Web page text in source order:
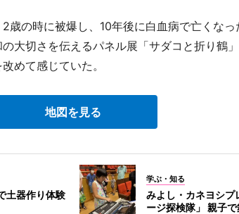
の時に被爆し、10年後に白血病で亡くなっ
大切さを伝えるパネル展「サダコと折り鶴
めて感じていた。
地図を見る
土器作り体験
学ぶ・知る
みよし・カネヨシプ
ージ探検隊」 親子